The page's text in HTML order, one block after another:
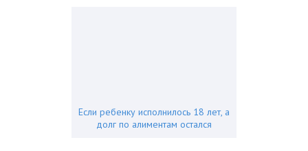
Если ребенку исполнилось 18 лет, а
долг по алиментам остался